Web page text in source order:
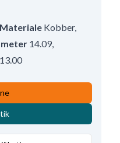
Materiale Kobber,
14.09,
13.00